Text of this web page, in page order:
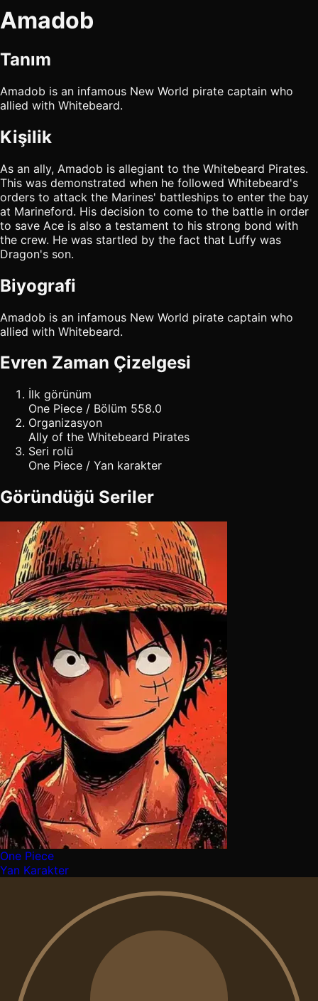
Amadob
Tanım
Amadob is an infamous New World pirate captain who
allied with Whitebeard.
Kişilik
As an ally, Amadob is allegiant to the Whitebeard Pirates.
This was demonstrated when he followed Whitebeard's
orders to attack the Marines' battleships to enter the bay
at Marineford. His decision to come to the battle in order
to save Ace is also a testament to his strong bond with
the crew. He was startled by the fact that Luffy was
Dragon's son.
Biyografi
Amadob is an infamous New World pirate captain who
allied with Whitebeard.
Evren Zaman Çizelgesi
İlk görünüm
One Piece / Bölüm 558.0
Organizasyon
Ally of the Whitebeard Pirates
Seri rolü
One Piece / Yan karakter
Göründüğü Seriler
One Piece
Yan Karakter